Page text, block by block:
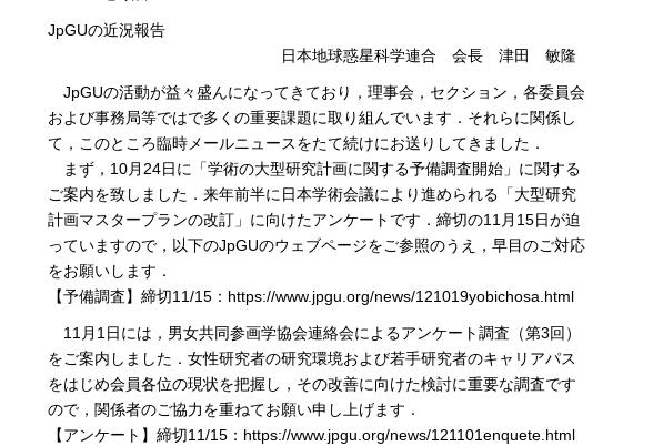
JpGUの近況報告
日本地球惑星科学連合 会長 津田 敏隆
JpGUの活動が益々盛んになってきており，理事会，セクション，各委員会
および事務局等ではで多くの重要課題に取り組んでいます．それらに関係し
て，このところ臨時メールニュースをたて続けにお送りしてきました．
まず，10月24日に「学術の大型研究計画に関する予備調査開始」に関する
ご案内を致しました．来年前半に日本学術会議により進められる「大型研究
計画マスタープランの改訂」に向けたアンケートです．締切の11月15日が迫
っていますので，以下のJpGUのウェブページをご参照のうえ，早目のご対応
をお願いします．
【予備調査】締切11/15：https://www.jpgu.org/news/121019yobichosa.html
11月1日には，男女共同参画学協会連絡会によるアンケート調査（第3回）
をご案内しました．女性研究者の研究環境および若手研究者のキャリアパス
をはじめ会員各位の現状を把握し，その改善に向けた検討に重要な調査です
ので，関係者のご協力を重ねてお願い申し上げます．
【アンケート】締切11/15：https://www.jpgu.org/news/121101enquete.html